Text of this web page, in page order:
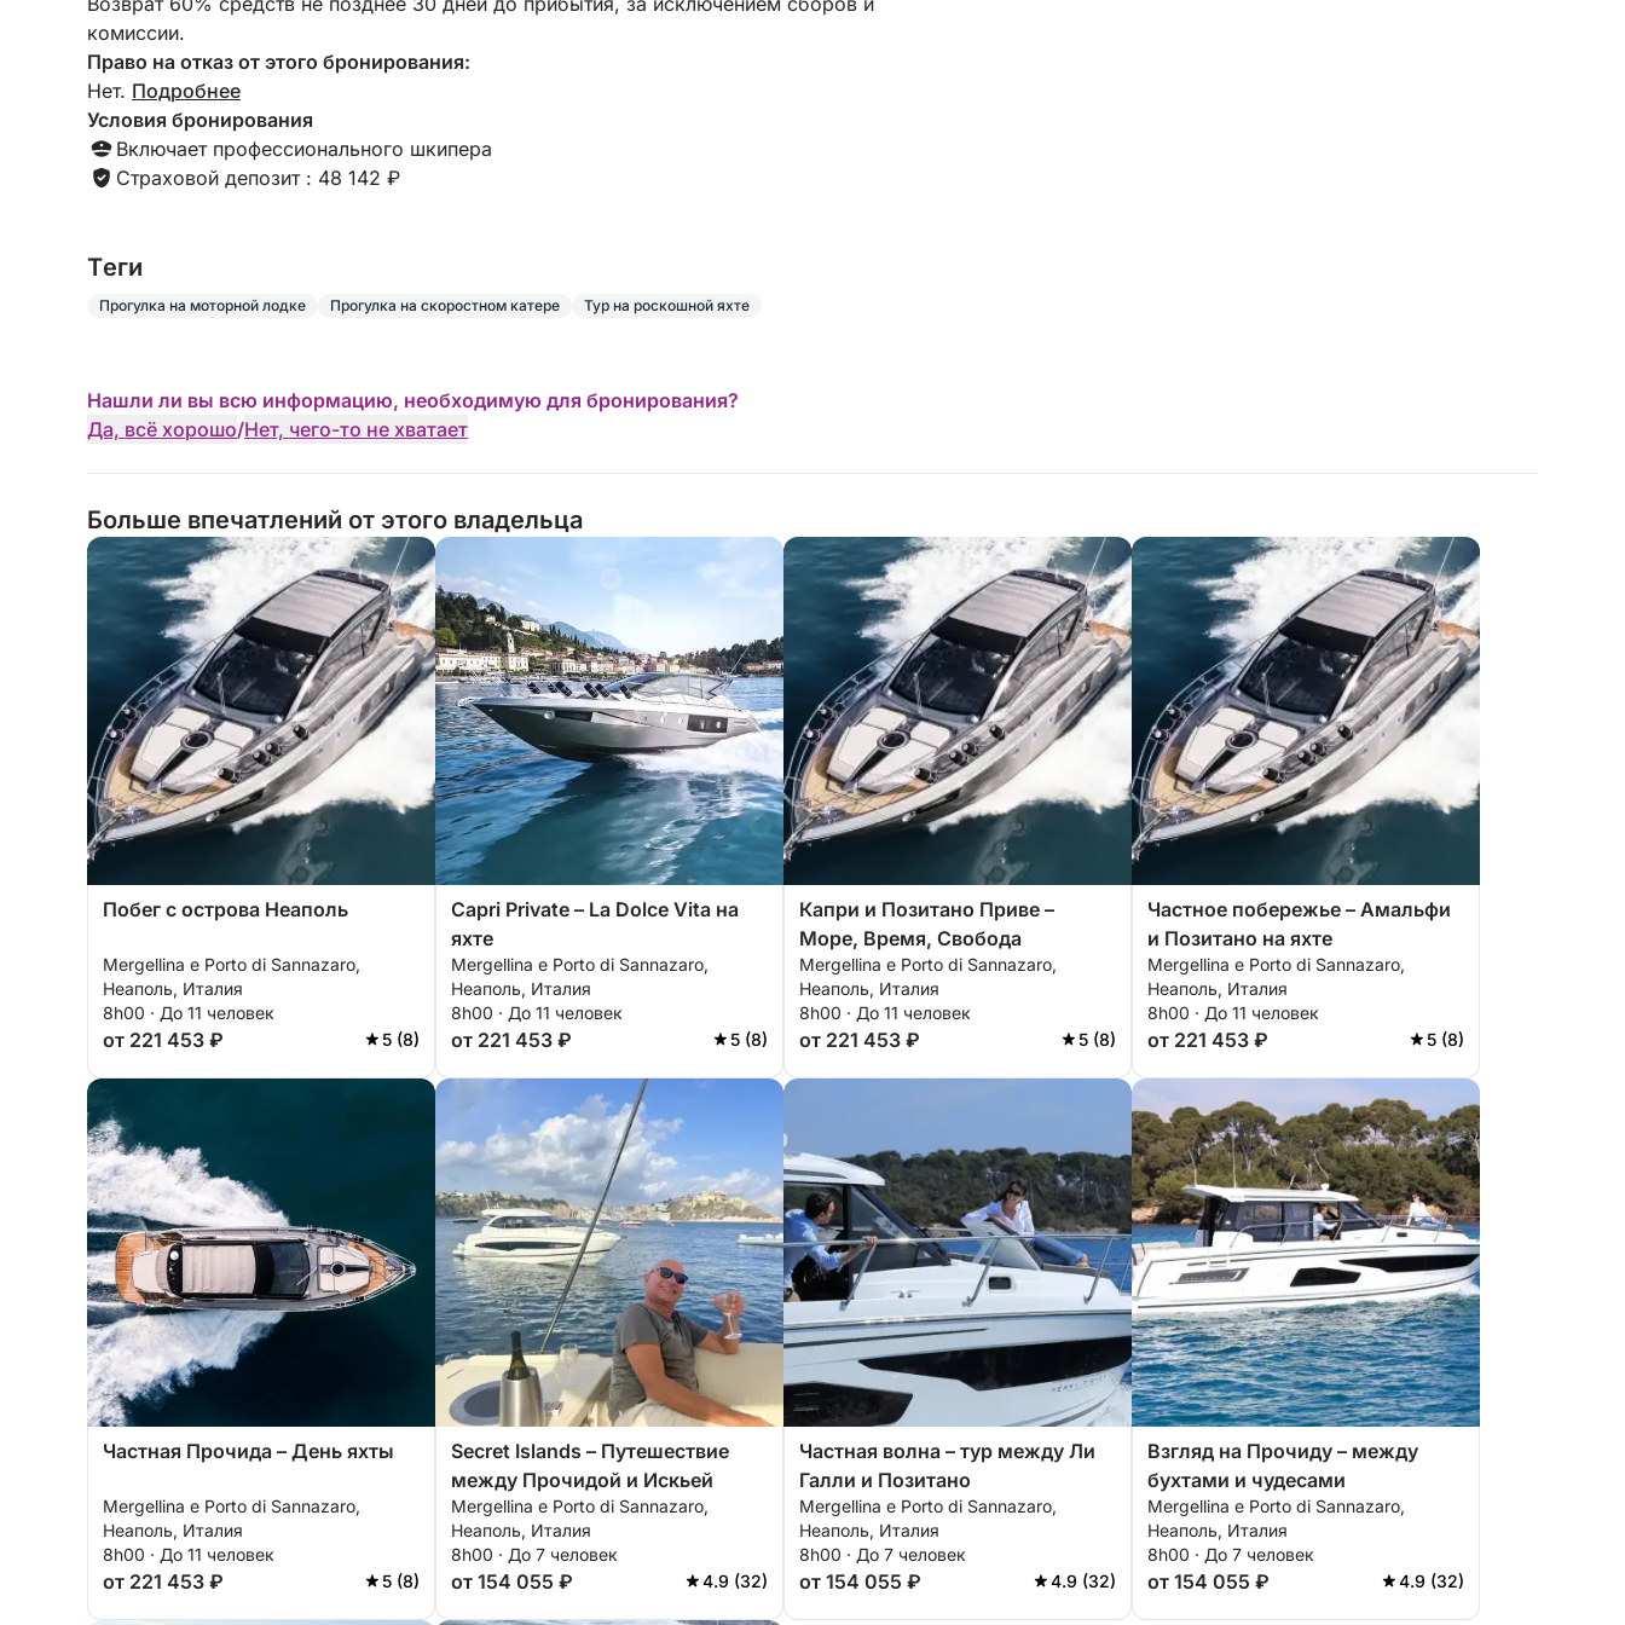
на вокзал. Пейзажи были захватывающими, и
все прошло безупречно от начала до конца. Я
бы с удовольствием повторила это снова.
последнюю минуту изменить планы и
комиссии.
Право на отказ от этого бронирования:
Нет. Подробнее
Условия бронирования
Включает профессионального шкипера
Страховой депозит : 48 142 ₽
Tеги
Прогулка на моторной лодке Прогулка на скоростном катере Тур на роскошной яхте
Нашли ли вы всю информацию, необходимую для бронирования?
Да, всё хорошо/Нет, чего-то не хватает
Больше впечатлений от этого владельца
Побег с острова Неаполь
Mergellina e Porto di Sannazaro,
Неаполь, Италия
8h00 · До 11 человек
от 221 453 ₽ 5 (8)
Capri Private – La Dolce Vita на
яхте
Mergellina e Porto di Sannazaro,
Неаполь, Италия
8h00 · До 11 человек
от 221 453 ₽ 5 (8)
Капри и Позитано Приве –
Море, Время, Свобода
Mergellina e Porto di Sannazaro,
Неаполь, Италия
8h00 · До 11 человек
от 221 453 ₽ 5 (8)
Частное побережье – Амальфи
и Позитано на яхте
Mergellina e Porto di Sannazaro,
Неаполь, Италия
8h00 · До 11 человек
от 221 453 ₽ 5 (8)
Частная Прочида – День яхты
Mergellina e Porto di Sannazaro,
Неаполь, Италия
8h00 · До 11 человек
от 221 453 ₽ 5 (8)
Secret Islands – Путешествие
между Прочидой и Искьей
Mergellina e Porto di Sannazaro,
Неаполь, Италия
8h00 · До 7 человек
от 154 055 ₽ 4.9 (32)
Частная волна – тур между Ли
Галли и Позитано
Mergellina e Porto di Sannazaro,
Неаполь, Италия
8h00 · До 7 человек
от 154 055 ₽ 4.9 (32)
Взгляд на Прочиду – между
бухтами и чудесами
Mergellina e Porto di Sannazaro,
Неаполь, Италия
8h00 · До 7 человек
от 154 055 ₽ 4.9 (32)